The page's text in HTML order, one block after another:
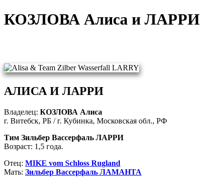
КОЗЛОВА Алиса и ЛАРРИ
АЛИСА И ЛАРРИ
Владелец: КОЗЛОВА Алиса
г. Витебск, РБ / г. Кубинка, Московская обл., РФ
Тим Зильбер Вассерфаль ЛАРРИ
Возраст: 1,5 года.
Отец: MIKE vom Schloss Rugland
Мать: Зильбер Вассерфаль ЛАМАНТА